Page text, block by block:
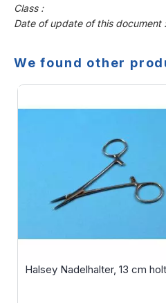
Class :
Date of update of this document
We found other
Halsey Nadelhalter, 13 cm